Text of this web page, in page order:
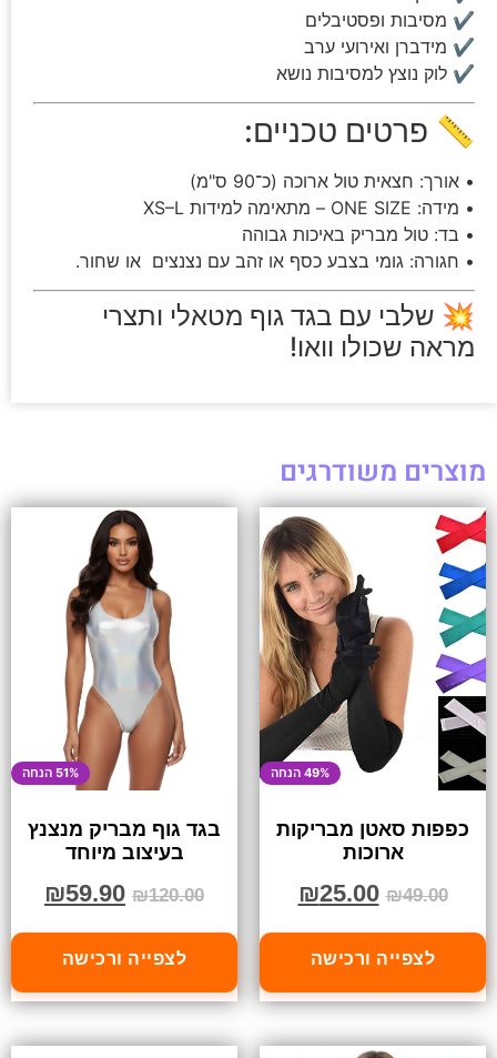
✔ מסיבות ופסטיבלים
✔ מידברן ואירועי ערב
✔ לוק נוצץ למסיבות נושא
📏 פרטים טכניים:
• אורך: חצאית טול ארוכה (כ־90 ס"מ)
• מידה: ONE SIZE – מתאימה למידות XS–L
• בד: טול מבריק באיכות גבוהה
• חגורה: גומי בצבע כסף או זהב עם נצנצים או שחור.
💥 שלבי עם בגד גוף מטאלי ותצרי
מראה שכולו וואו!
מוצרים משודרגים
49% הנחה
כפפות סאטן מבריקות
ארוכות
₪49.00
₪25.00
לצפייה ורכישה
51% הנחה
בגד גוף מבריק מנצנץ
בעיצוב מיוחד
₪120.00
₪59.90
לצפייה ורכישה